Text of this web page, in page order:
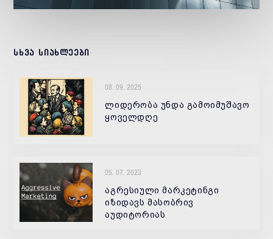
სხვა სიახლეები
08. 09. 2025
ლიდერობა უნდა გამოიმუშავო
ყოველდღე
05. 07. 2023
აგრესიული მარკეტინგი
იზიდავს მასობრივ
აუდიტორიას